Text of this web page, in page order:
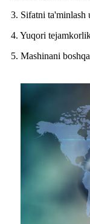
3. Sifatni
4. Yuqori
5. Mashinani